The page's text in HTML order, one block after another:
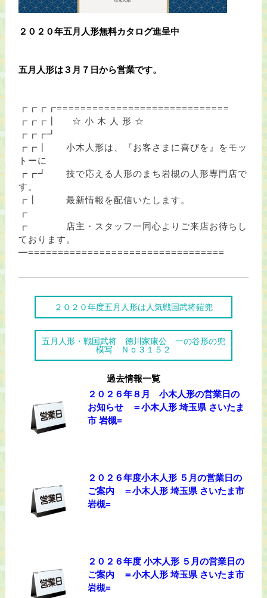
２０２０年五月人形無料カタログ進呈中
五月人形は３月７日から営業です。
┏┏┏┏=============================
┏┏┏┃
☆ 小 木 人 形 ☆
┏┏┏┛
┏┏┃ 小木人形は、『お客さまに喜びを』をモッ
トーに
┏┏┛ 技で応える人形のまち岩槻の人形専門店で
す。
┏┃ 最新情報を配信いたします。
┏
┏ 店主・スタッフ一同心よりご来店お待ちし
ております。
━=================================
２０２０年度五月人形は人気戦国武将鎧兜
五月人形・戦国武将 徳川家康公 一の谷形の兜
模写 Ｎｏ３１５２
過去情報一覧
２０２６年８月 小木人形の営業日の
お知らせ ＝小木人形 埼玉県 さいたま
市 岩槻=
２０２６年度小木人形 ５月の営業日の
ご案内 ＝小木人形 埼玉県 さいたま市
岩槻=
２０２６年度 小木人形 ５月の営業日の
ご案内 ＝小木人形 埼玉県 さいたま市
岩槻=